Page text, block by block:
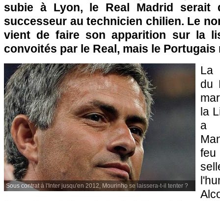
subie à Lyon, le Real Madrid serait
successeur au technicien chilien. Le
vient de faire son apparition sur la
convoités par le Real, mais le Portugais
Sous contrat à l'Inter jusqu'en 2012, Mourinho se laissera-t-il tenter ?
La
du
la
a
feu